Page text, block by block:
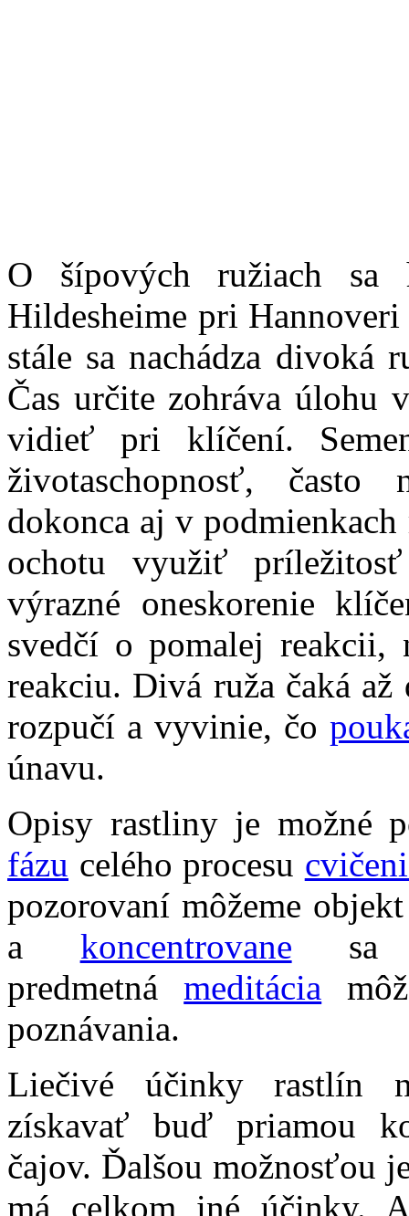
O šípových ružiach
Hildesheime pri
stále sa nachádza divoká
Čas určite zohráva úlohu
vidieť pri klíčení.
životaschopnosť,
dokonca aj v
ochotu využiť
výrazné oneskorenie
svedčí o pomalej reakcii,
reakciu. Divá ruža čaká
rozpučí a vyvinie, čo
únavu.
Opisy rastliny je možné
fázu celého procesu
pozorovaní môžeme
a koncentrovane sa
predmetnámeditácia
poznávania.
Liečivé účinky rastlín
získavať buď priamou
čajov. Ďalšou možnosťou
má celkom iné účinky.